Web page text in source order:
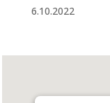
6.10.2022